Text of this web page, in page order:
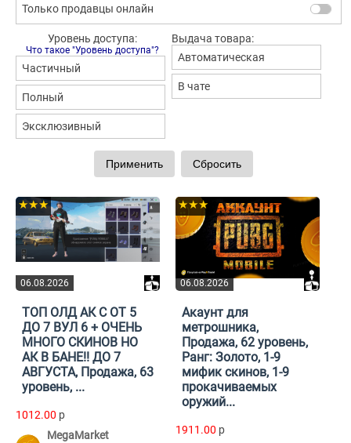
Только продавцы онлайн
Уровень доступа:
Что такое "Уровень доступа"?
Частичный
Полный
Эксклюзивный
Выдача товара:
Автоматическая
В чате
06.08.2026
★★★
ТОП ОЛД АК С ОТ 5
ДО 7 ВУЛ 6 + ОЧЕНЬ
МНОГО СКИНОВ НО
АК В БАНЕ!! ДО 7
АВГУСТА, Продажа, 63
уровень, ...
1012.00 p
MegaMarket
06.08.2026
★★★
Акаунт для
метрошника,
Продажа, 62 уровень,
Ранг: Золото, 1-9
мифик скинов, 1-9
прокачиваемых
оружий...
1911.00 p